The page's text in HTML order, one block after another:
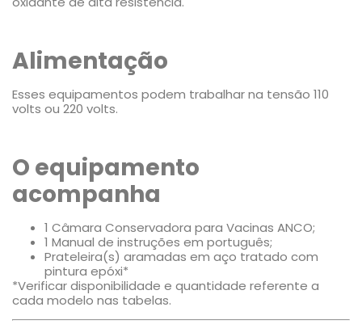
Alimentação
Esses equipamentos podem trabalhar na tensão 110
volts ou 220 volts.
O equipamento
acompanha
1 Câmara Conservadora para Vacinas ANCO;
1 Manual de instruções em português;
Prateleira(s) aramadas em aço tratado com
pintura epóxi*
*Verificar disponibilidade e quantidade referente a
cada modelo nas tabelas.